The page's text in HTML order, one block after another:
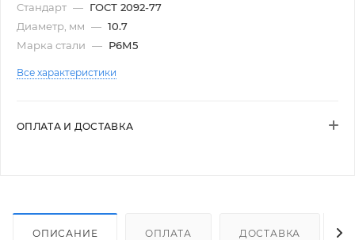
Стандарт — ГОСТ 2092-77
Диаметр, мм — 10.7
Марка стали — Р6М5
Все характеристики
ОПЛАТА И ДОСТАВКА
ОПИСАНИЕ ОПЛАТА ДОСТАВКА